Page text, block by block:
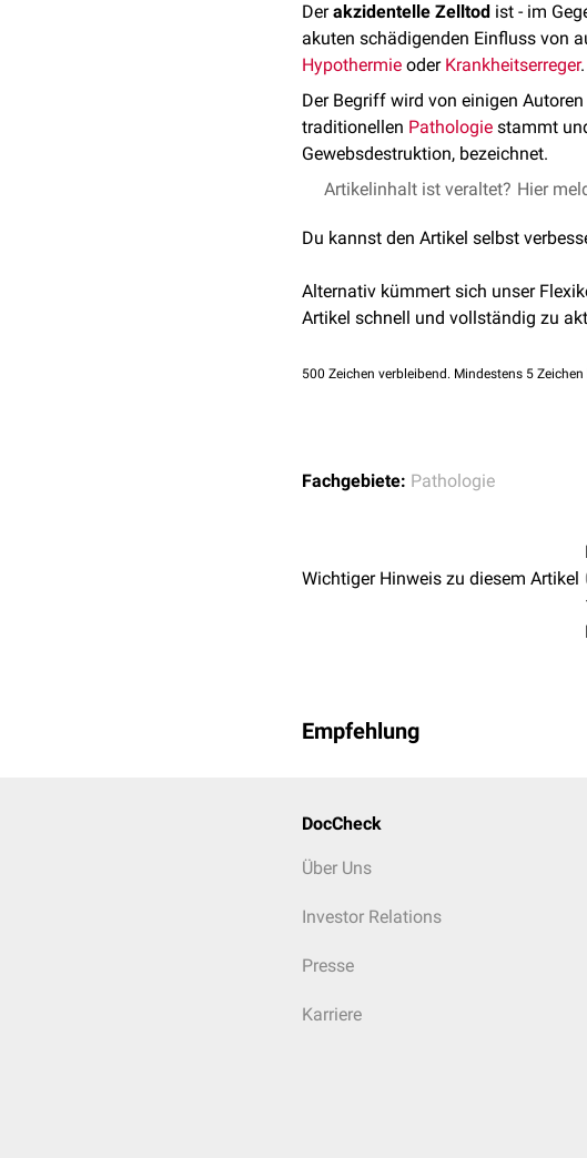
Derakzidentelle Zelltod ist - im
akuten schädigenden Einfluss von
Hypothermie oder Krankheitserreger.
Der Begriff wird von einigen
traditionellen Pathologie stammt
Gewebsdestruktion, bezeichnet.
Artikelinhalt ist veraltet? Hier
Du kannst den Artikel selbst
Alternativ kümmert sich unser
Artikel schnell und vollständig zu
500 Zeichen verbleibend. Mindestens 5
Fachgebiete: Pathologie
Wichtiger Hinweis zu diesem Artikel
Empfehlung
DocCheck
Über Uns
Investor Relations
Presse
Karriere